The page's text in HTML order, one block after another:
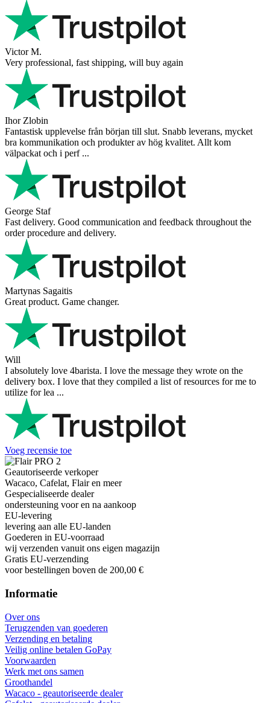
Victor M.
Very professional, fast shipping, will buy again
Ihor Zlobin
Fantastisk upplevelse från början till slut. Snabb leverans, mycket
bra kommunikation och produkter av hög kvalitet. Allt kom
välpackat och i perf ...
George Staf
Fast delivery. Good communication and feedback throughout the
order procedure and delivery.
Martynas Sagaitis
Great product. Game changer.
Will
I absolutely love 4barista. I love the message they wrote on the
delivery box. I love that they compiled a list of resources for me to
utilize for lea ...
Voeg recensie toe
Geautoriseerde verkoper
Wacaco, Cafelat, Flair en meer
Gespecialiseerde dealer
ondersteuning voor en na aankoop
EU-levering
levering aan alle EU-landen
Goederen in EU-voorraad
wij verzenden vanuit ons eigen magazijn
Gratis EU-verzending
voor bestellingen boven de 200,00 €
Informatie
Over ons
Terugzenden van goederen
Verzending en betaling
Veilig online betalen GoPay
Voorwaarden
Werk met ons samen
Groothandel
Wacaco - geautoriseerde dealer